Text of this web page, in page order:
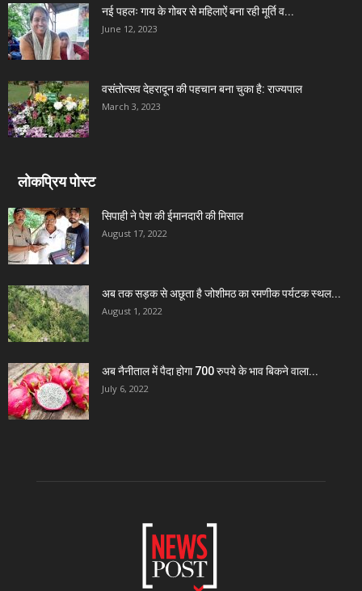
नई पहलः गाय के गोबर से महिलाऐं बना रही मूर्ति व...
June 12, 2023
वसंतोत्सव देहरादून की पहचान बना चुका है: राज्यपाल
March 3, 2023
लोकप्रिय पोस्ट
सिपाही ने पेश की ईमानदारी की मिसाल
August 17, 2022
अब तक सड़क से अछूता है जोशीमठ का रमणीक पर्यटक स्थल...
August 1, 2022
अब नैनीताल में पैदा होगा 700 रुपये के भाव बिकने वाला...
July 6, 2022